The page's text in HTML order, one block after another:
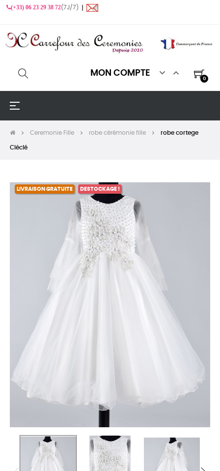
(+33) 06 23 29 38 72(7J/7) ❙
MON COMPTE  
0
Basculer
☰
Ceremonie Fille robe cérémonie fille robe cortege
Cléclé
LIVRAISON GRATUITE DESTOCKAGE !